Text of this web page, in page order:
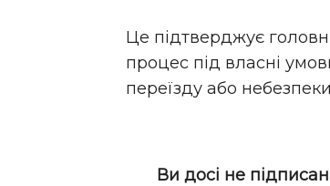
Це підтверджує
процес під власні
переїзду або небезпеки
Ви досі не